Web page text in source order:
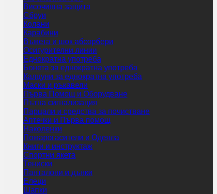
Височинна защита
Сбруи
Колани
Карабини
Въжета и шок абсорбери
Осигурителни линии
Еднократна употреба
Бонета за еднократна употреба
Калцуни за еднократна употреба
Маски и ръкавели
Първа Помощ и Оборудване
Пътна сигнализация
Парцали и средства за почистване
Аптечки и Първа помощ
Наколенки
Пожарогасители и Одеяла
Книги и инструктаж
Спортни якета
Тениски
Панталони и дънки
Елеци
Шапки